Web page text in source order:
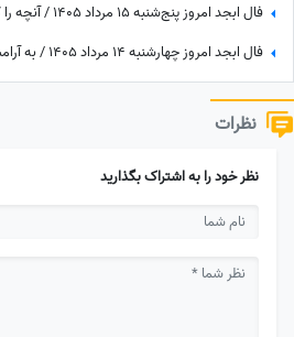
نظرات
نظر خود را به اشتراک بگذارید